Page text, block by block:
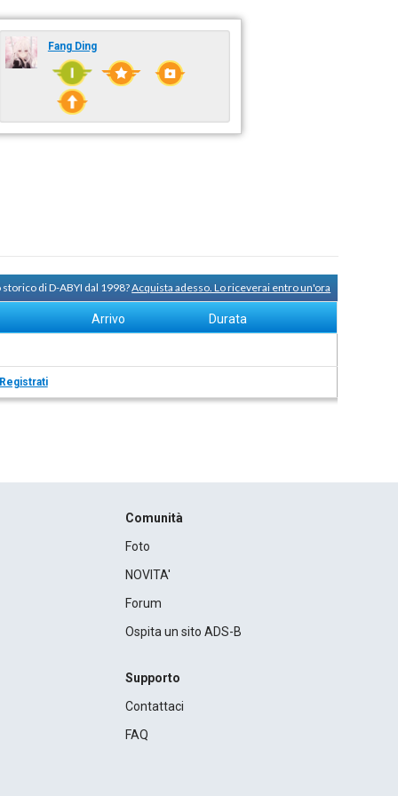
Fang Ding
di D-ABYI dal 1998?Acquista adesso. Lo riceverai entro un'ora
Arrivo Durata
Comunità
Foto
NOVITA'
Forum
Ospita un sito ADS-B
Supporto
Contattaci
FAQ